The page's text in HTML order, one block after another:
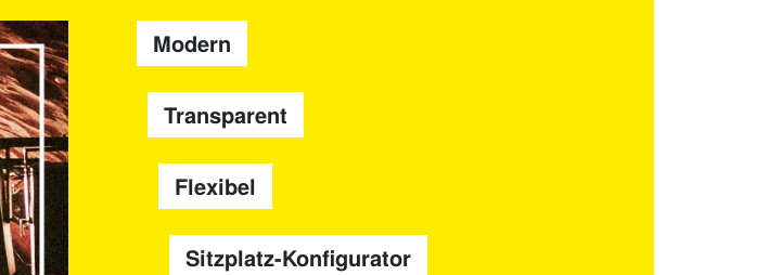
Modern
Transparent
Flexibel
Sitzplatz-Konfigurator